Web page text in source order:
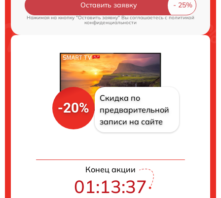
Оставить заявку
Нажимая на кнопку "Оставить заявку" Вы соглашаетесь cполитикой
конфиденциальности
-20%
Скидка по
предварительной
записи на сайте
Конец акции
01:13:36